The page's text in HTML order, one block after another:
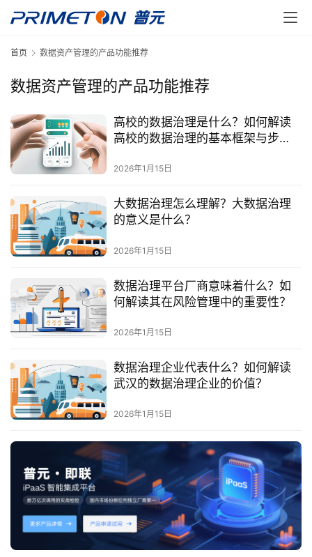
最
新
动
产
品
解
方
案
首页 数据资产管理的产品功能推荐
数据资产管理的产品功能推荐
高校的数据治理是什么？如何解读
高校的数据治理的基本框架与步
2026年1月15日
大数据治理怎么理解？大数据治理
的意义是什么？
2026年1月15日
数据治理平台厂商意味着什么？如
何解读其在风险管理中的重要性？
2026年1月15日
数据治理企业代表什么？如何解读
武汉的数据治理企业的价值？
2026年1月15日